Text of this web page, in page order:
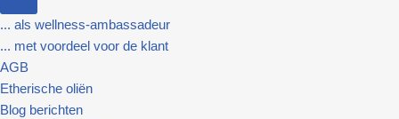
... als wellness-ambassadeur
... met voordeel voor de klant
AGB
Etherische oliën
Blog berichten